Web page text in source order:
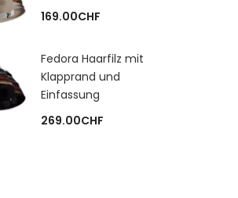
169.00CHF
Fedora Haarfilz mit
Klapprand und
Einfassung
269.00CHF